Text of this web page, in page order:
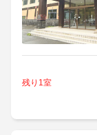
残り1室